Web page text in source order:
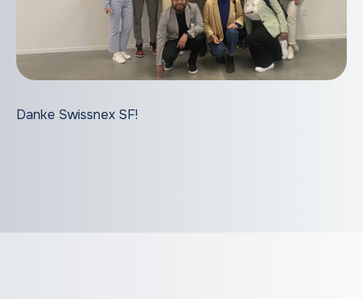
Danke Swissnex SF!